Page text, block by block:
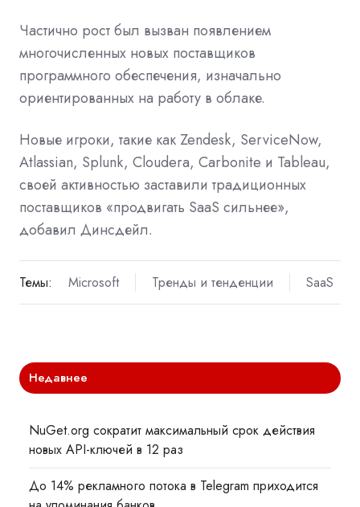
Частично рост был вызван появлением
многочисленных новых поставщиков
программного обеспечения, изначально
ориентированных на работу в облаке.
Новые игроки, такие как Zendesk, ServiceNow,
Atlassian, Splunk, Cloudera, Carbonite и Tableau,
своей активностью заставили традиционных
поставщиков «продвигать SaaS сильнее»,
добавил Динсдейл.
Темы: Microsoft Тренды и тенденции SaaS
Недавнее
NuGet.org сократит максимальный срок действия
новых API-ключей в 12 раз
До 14% рекламного потока в Telegram приходится